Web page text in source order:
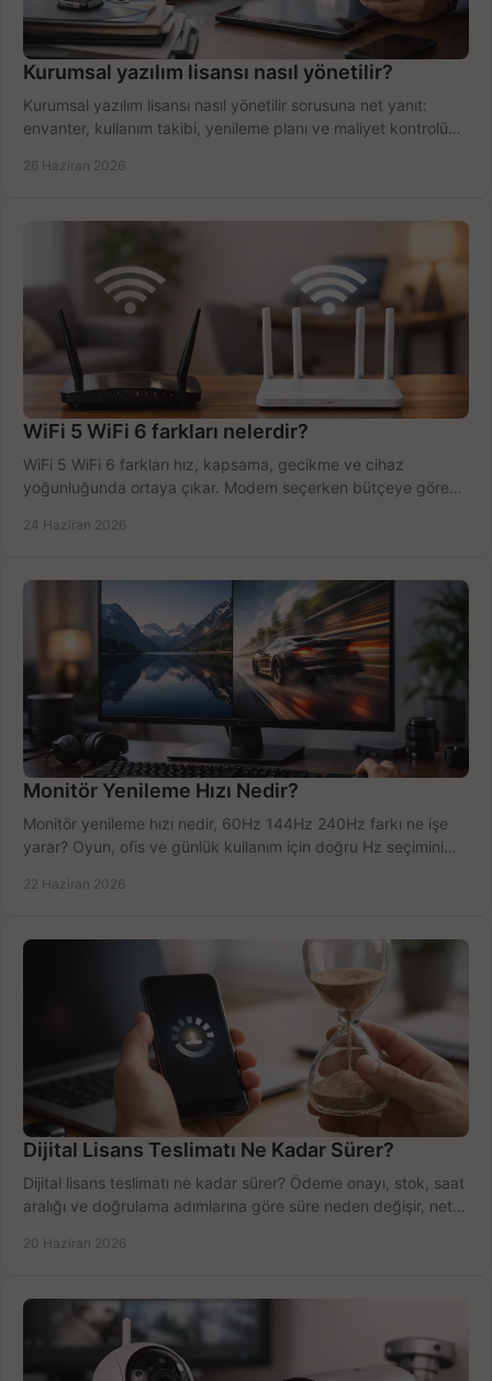
Kurumsal yazılım lisansı nasıl yönetilir?
Kurumsal yazılım lisansı nasıl yönetilir sorusuna net yanıt:
envanter, kullanım takibi, yenileme planı ve maliyet kontrolü
26 Haziran 2026
WiFi 5 WiFi 6 farkları nelerdir?
WiFi 5 WiFi 6 farkları hız, kapsama, gecikme ve cihaz
yoğunluğunda ortaya çıkar. Modem seçerken bütçeye göre
24 Haziran 2026
Monitör Yenileme Hızı Nedir?
Monitör yenileme hızı nedir, 60Hz 144Hz 240Hz farkı ne işe
yarar? Oyun, ofis ve günlük kullanım için doğru Hz seçimini
22 Haziran 2026
Dijital Lisans Teslimatı Ne Kadar Sürer?
Dijital lisans teslimatı ne kadar sürer? Ödeme onayı, stok, saat
aralığı ve doğrulama adımlarına göre süre neden değişir, net
20 Haziran 2026